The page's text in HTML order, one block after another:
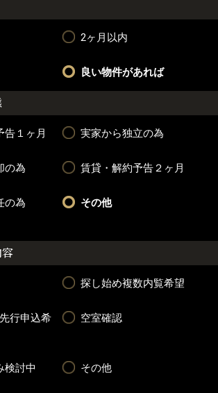
2ヶ月以内
良い物件があれば
告１ヶ月 実家から独立の為
の為 賃貸・解約予告２ヶ月
の為 その他
探し始め複数内覧希望
行申込希
空室確認
検討中 その他